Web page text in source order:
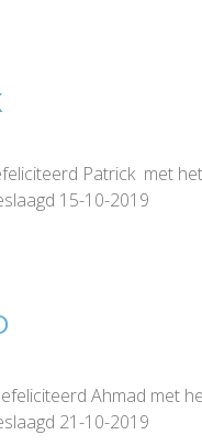
Patrick met
15-10-2019
Ahmad met
21-10-2019